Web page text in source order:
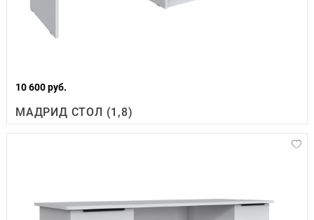
10 600 руб.
МАДРИД СТОЛ (1,8)